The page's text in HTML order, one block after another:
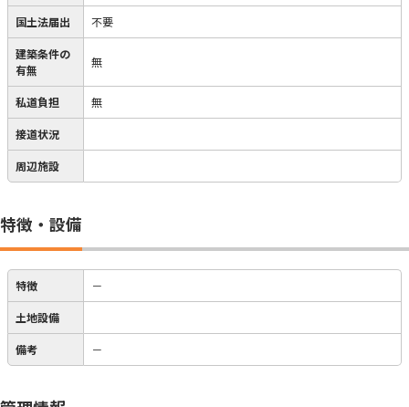
国土法届出 不要
建築条件の
有無
無
私道負担 無
接道状況
周辺施設
特徴・設備
特徴 －
土地設備
備考 －